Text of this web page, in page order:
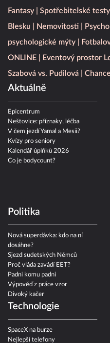
Fantasy
Spotřebitelské testy
Blesku
Nemovitosti
psychologické mýty
ONLINE
Eventový prostor
Szabová vs. Pudilová
Aktuálně
Epicentrum
Neštovice: příznaky, léčba
V čem jezdí Yamal a Mesii?
Kvízy pro seniory
Kalendář úplňků 2026
Co je bodycount?
Politika
Nová superdávka: kdo na ní
dosáhne?
Sjezd sudetských Němců
Proč vláda zavádí EET?
Padni komu padni
Výpověď z práce vzor
Divoký kačer
Technologie
SpaceX na burze
Nejlepší telefony